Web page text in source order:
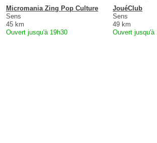
Micromania Zing Pop Culture
Sens
45 km
Ouvert jusqu'à 19h30
JouéClub
Sens
49 km
Ouvert jusqu'à